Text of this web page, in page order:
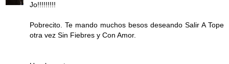
Jo!!!!!!!!!
Pobrecito. Te mando muchos besos deseando Salir A Tope
otra vez Sin Fiebres y Con Amor.